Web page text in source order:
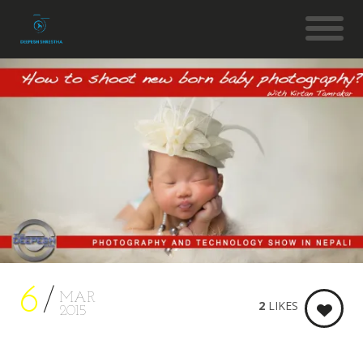
6
MAR
2015
2 LIKES